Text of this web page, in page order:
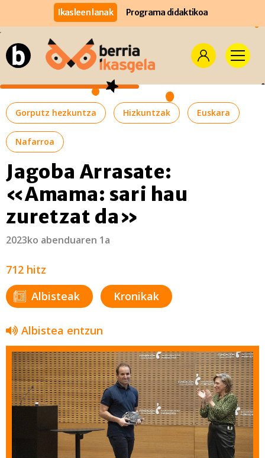
Ikasleen lanak Programa didaktikoa
Gorputz hezkuntza Hizkuntzak Euskara
Nafarroa
Jagoba Arrasate:
«Amama: sari hau
zuretzat da»
2023ko abenduaren 1a
712 hitz
Albisteak
Kronikak
Albistea entzun